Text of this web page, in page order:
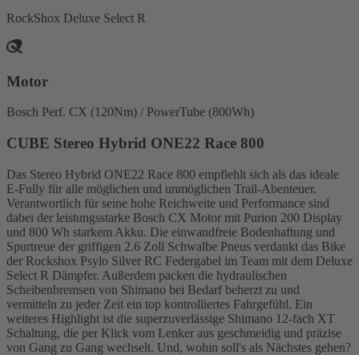
RockShox Deluxe Select R
Motor
Bosch Perf. CX (120Nm) / PowerTube (800Wh)
CUBE Stereo Hybrid ONE22 Race 800
Das Stereo Hybrid ONE22 Race 800 empfiehlt sich als das ideale
E-Fully für alle möglichen und unmöglichen Trail-Abenteuer.
Verantwortlich für seine hohe Reichweite und Performance sind
dabei der leistungsstarke Bosch CX Motor mit Purion 200 Display
und 800 Wh starkem Akku. Die einwandfreie Bodenhaftung und
Spurtreue der griffigen 2.6 Zoll Schwalbe Pneus verdankt das Bike
der Rockshox Psylo Silver RC Federgabel im Team mit dem Deluxe
Select R Dämpfer. Außerdem packen die hydraulischen
Scheibenbremsen von Shimano bei Bedarf beherzt zu und
vermitteln zu jeder Zeit ein top kontrolliertes Fahrgefühl. Ein
weiteres Highlight ist die superzuverlässige Shimano 12-fach XT
Schaltung, die per Klick vom Lenker aus geschmeidig und präzise
von Gang zu Gang wechselt. Und, wohin soll's als Nächstes gehen?